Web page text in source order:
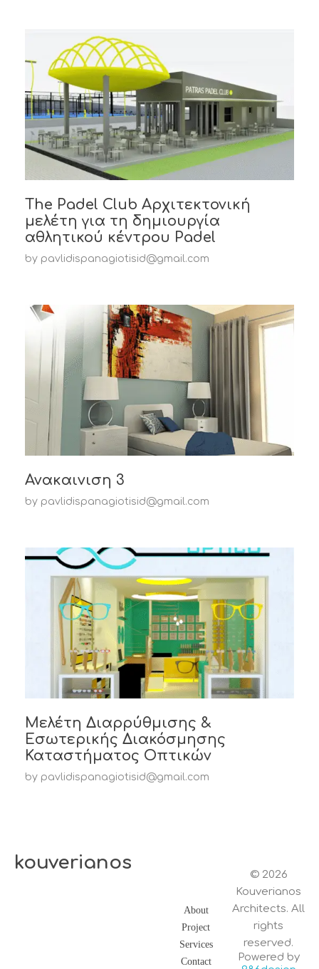
The Padel Club Αρχιτεκτονική
μελέτη για τη δημιουργία
αθλητικού κέντρου Padel
by pavlidispanagiotisid@gmail.com
Ανακαινιση 3
by pavlidispanagiotisid@gmail.com
Μελέτη Διαρρύθμισης &
Εσωτερικής Διακόσμησης
Καταστήματος Οπτικών
by pavlidispanagiotisid@gmail.com
About
Project
Services
Contact
kouverianos
© 2026
Kouverianos
Architects. All
rights
reserved.
Powered by